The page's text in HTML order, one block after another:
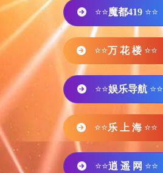
⭐⭐魔都419 ⭐⭐
⭐⭐万 花 楼 ⭐⭐
⭐⭐娱乐导航 ⭐⭐
⭐⭐乐 上 海 ⭐⭐
⭐⭐逍 遥 网 ⭐⭐